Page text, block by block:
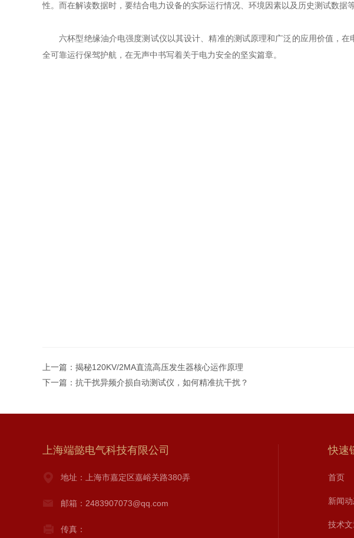
性。而在解读数据时，要结合电力设备的实际运行情况、环境因素以及历史测试数据
六杯型绝缘油介电强度测试仪以其设计、精准的测试原理和广泛的应用价值，在
全可靠运行保驾护航，在无声中书写着关于电力安全的坚实篇章。
上一篇： 揭秘120KV/2MA直流高压发生器核心运作原理
下一篇： 抗干扰异频介损自动测试仪，如何精准抗干扰？
上海端懿电气科技有限公司
地址：上海市嘉定区嘉峪关路380弄
邮箱：2483907073@qq.com
传真：
快速
首页
新闻
技术